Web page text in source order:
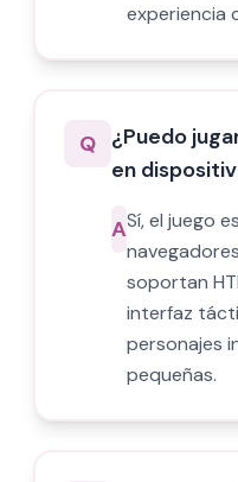
experiencia
Q ¿Puedo
en
ASí, el juego
soportan
interfaz
personajes
pequeñas.